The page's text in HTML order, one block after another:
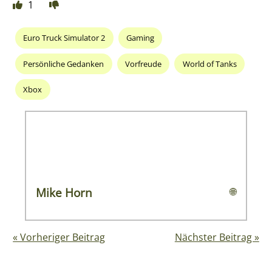
1
Euro Truck Simulator 2 Gaming
Persönliche Gedanken Vorfreude World of Tanks
Xbox
Mike Horn 🌐
« Vorheriger Beitrag Nächster Beitrag »